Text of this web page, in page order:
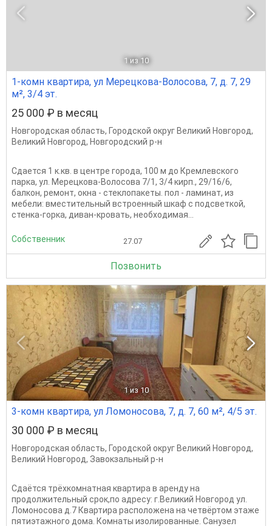
1 из 10
1-комн квартира, ул Мерецкова-Волосова, 7, д. 7, 29
м², 3/4 эт.
25 000 ₽ в месяц
Новгородская область, Городской округ Великий Новгород,
Великий Новгород, Новгородский р-н
Сдается 1 к.кв. в центре города, 100 м до Кремлевского
парка, ул. Мерецкова-Волосова 7/1, 3/4 кирп., 29/16/6,
балкон, ремонт, окна - стеклопакеты. пол - ламинат, из
мебели: вместительный встроенный шкаф с подсветкой,
стенка-горка, диван-кровать, необходимая...
Собственник 27.07
Позвонить
1 из 10
3-комн квартира, ул Ломоносова, 7, д. 7, 60 м², 4/5 эт.
30 000 ₽ в месяц
Новгородская область, Городской округ Великий Новгород,
Великий Новгород, Завокзальный р-н
Сдаётся трёхкомнатная квартира в аренду на
продолжительный срок,по адресу: г.Великий Новгород ул.
Ломоносова д.7 Квартира расположена на четвёртом этаже
пятиэтажного дома. Комнаты изолированные. Санузел